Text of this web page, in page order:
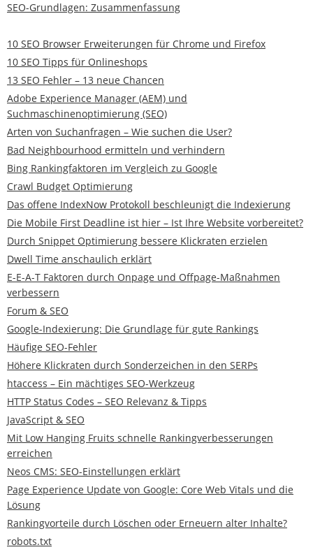
SEO-Grundlagen: Zusammenfassung
10 SEO Browser Erweiterungen für Chrome und Firefox
10 SEO Tipps für Onlineshops
13 SEO Fehler – 13 neue Chancen
Adobe Experience Manager (AEM) und
Suchmaschinenoptimierung (SEO)
Arten von Suchanfragen – Wie suchen die User?
Bad Neighbourhood ermitteln und verhindern
Bing Rankingfaktoren im Vergleich zu Google
Crawl Budget Optimierung
Das offene IndexNow Protokoll beschleunigt die Indexierung
Die Mobile First Deadline ist hier – Ist Ihre Website vorbereitet?
Durch Snippet Optimierung bessere Klickraten erzielen
Dwell Time anschaulich erklärt
E-E-A-T Faktoren durch Onpage und Offpage-Maßnahmen
verbessern
Forum & SEO
Google-Indexierung: Die Grundlage für gute Rankings
Häufige SEO-Fehler
Höhere Klickraten durch Sonderzeichen in den SERPs
htaccess – Ein mächtiges SEO-Werkzeug
HTTP Status Codes – SEO Relevanz & Tipps
JavaScript & SEO
Mit Low Hanging Fruits schnelle Rankingverbesserungen
erreichen
Neos CMS: SEO-Einstellungen erklärt
Page Experience Update von Google: Core Web Vitals und die
Lösung
Rankingvorteile durch Löschen oder Erneuern alter Inhalte?
robots.txt